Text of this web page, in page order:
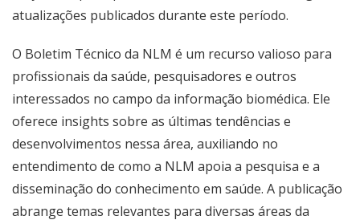
atualizações publicados durante este período.
O Boletim Técnico da NLM é um recurso valioso para
profissionais da saúde, pesquisadores e outros
interessados no campo da informação biomédica. Ele
oferece insights sobre as últimas tendências e
desenvolvimentos nessa área, auxiliando no
entendimento de como a NLM apoia a pesquisa e a
disseminação do conhecimento em saúde. A publicação
abrange temas relevantes para diversas áreas da